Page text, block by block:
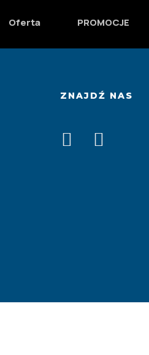
Oferta PROMOCJE
ZNAJDŹ NAS